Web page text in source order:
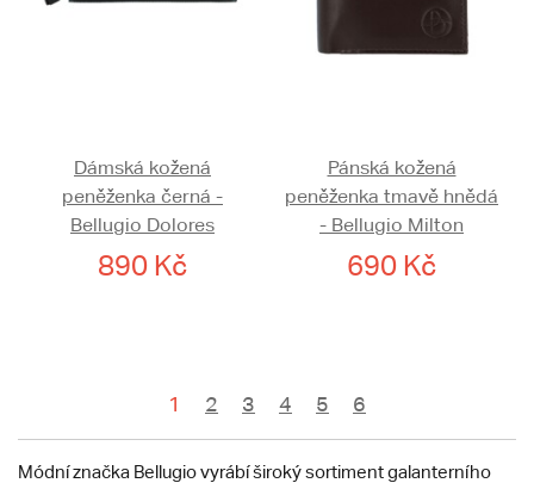
Dámská kožená
peněženka černá -
Bellugio Dolores
890 Kč
Pánská kožená
peněženka tmavě hnědá
- Bellugio Milton
690 Kč
1 2 3 4 5 6
Módní značka Bellugio vyrábí široký sortiment galanterního